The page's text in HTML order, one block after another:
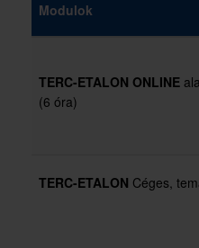
Modulok
TERC-ETALON ONLINE
(6 óra)
TERC-ETALON Céges,